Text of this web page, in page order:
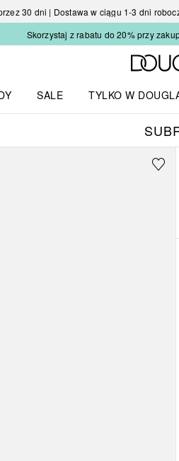
30 dni | Dostawa w ciągu 1-3 dni
Skorzystaj z rabatu do 20% przy
SALE
TYLKO W